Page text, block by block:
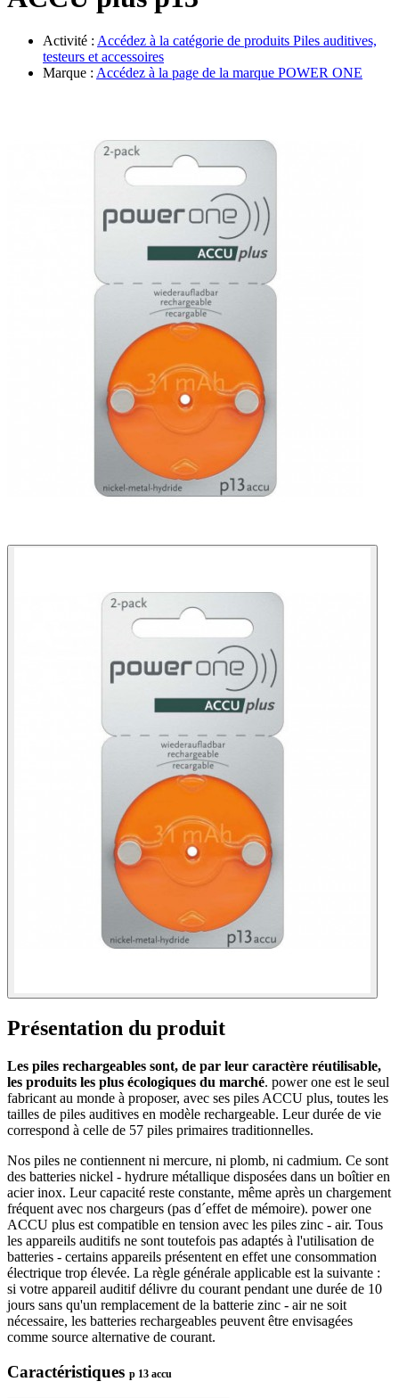
Évènements
Activité : Accédez à la catégorie de produits Piles auditives,
testeurs et accessoires
Marque : Accédez à la page de la marque POWER ONE
Présentation du produit
Les piles rechargeables sont, de par leur caractère réutilisable,
les produits les plus écologiques du marché. power one est le seul
fabricant au monde à proposer, avec ses piles ACCU plus, toutes les
tailles de piles auditives en modèle rechargeable. Leur durée de vie
correspond à celle de 57 piles primaires traditionnelles.
Nos piles ne contiennent ni mercure, ni plomb, ni cadmium. Ce sont
des batteries nickel - hydrure métallique disposées dans un boîtier en
acier inox. Leur capacité reste constante, même après un chargement
fréquent avec nos chargeurs (pas d´effet de mémoire). power one
ACCU plus est compatible en tension avec les piles zinc - air. Tous
les appareils auditifs ne sont toutefois pas adaptés à l'utilisation de
batteries - certains appareils présentent en effet une consommation
électrique trop élevée. La règle générale applicable est la suivante :
si votre appareil auditif délivre du courant pendant une durée de 10
jours sans qu'un remplacement de la batterie zinc - air ne soit
nécessaire, les batteries rechargeables peuvent être envisagées
comme source alternative de courant.
Caractéristiques p 13 accu